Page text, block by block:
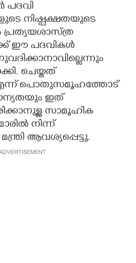
നിഷ്പക്ഷതയുടെ
പ്രത്യയശാസ്ത്ര
ഈ പദവികള്‍
ചെയ്തത്
എന്ന് പൊതുസമൂഹത്തോട്
ഇത്
സാമൂഹിക
നിന്ന്
ആവശ്യപ്പെട്ടു.
ADVERTISEMENT